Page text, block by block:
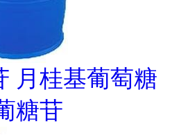
月桂基葡萄糖
糖苷